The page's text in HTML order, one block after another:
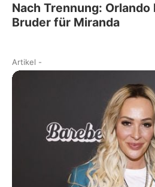
Nach Trennung:
Bruder für Miranda
Artikel -